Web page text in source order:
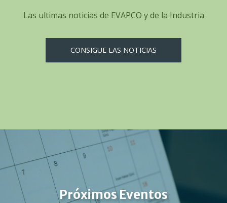
Las ultimas noticias de EVAPCO y de la Industria
CONSIGUE LAS NOTICIAS
Próximos Eventos